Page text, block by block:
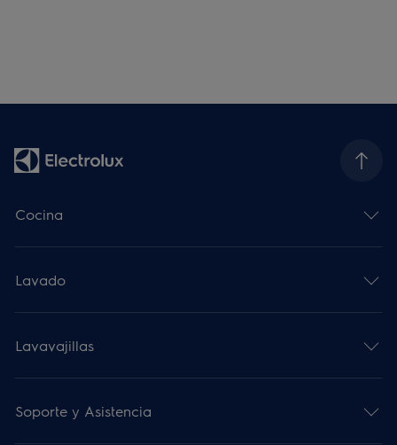
Cocina
Lavado
Lavavajillas
Soporte y Asistencia